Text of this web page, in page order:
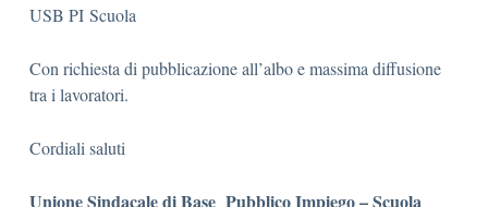
USB PI Scuola
Con richiesta di pubblicazione all’albo e massima diffusione
tra i lavoratori.
Cordiali saluti
Unione Sindacale di Base Pubblico Impiego – Scuola